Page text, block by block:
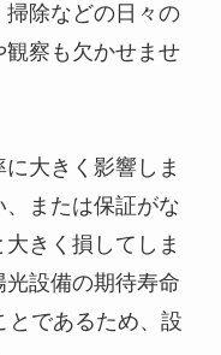
除などの日々の
観察も欠かせませ
大きく影響しま
または保証がな
きく損してしま
設備の期待寿命
とであるため、設